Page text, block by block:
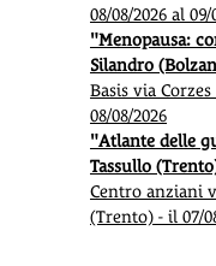
08/08/2026 al 09/
"Menopausa:
Silandro
Basis via
08/08/2026
"Atlante delle
Tassullo
Centro anziani
(Trento) - il 07/